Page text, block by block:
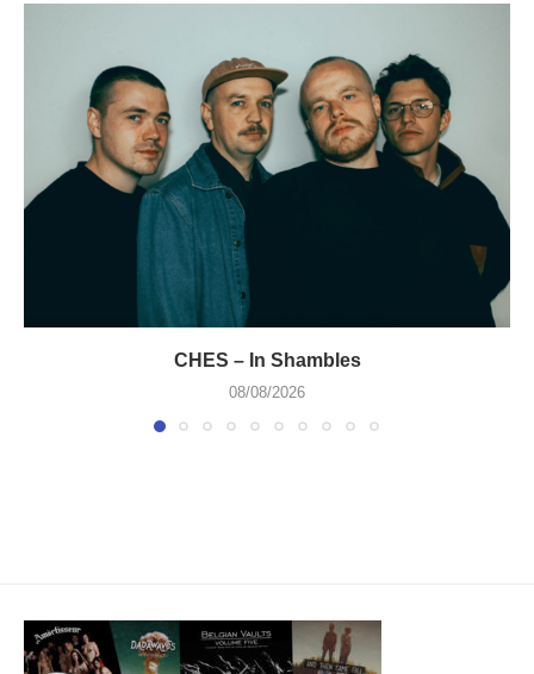
CHES – In Shambles
08/08/2026